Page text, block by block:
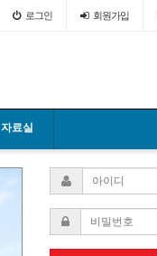
로그인 회원가입
자료실